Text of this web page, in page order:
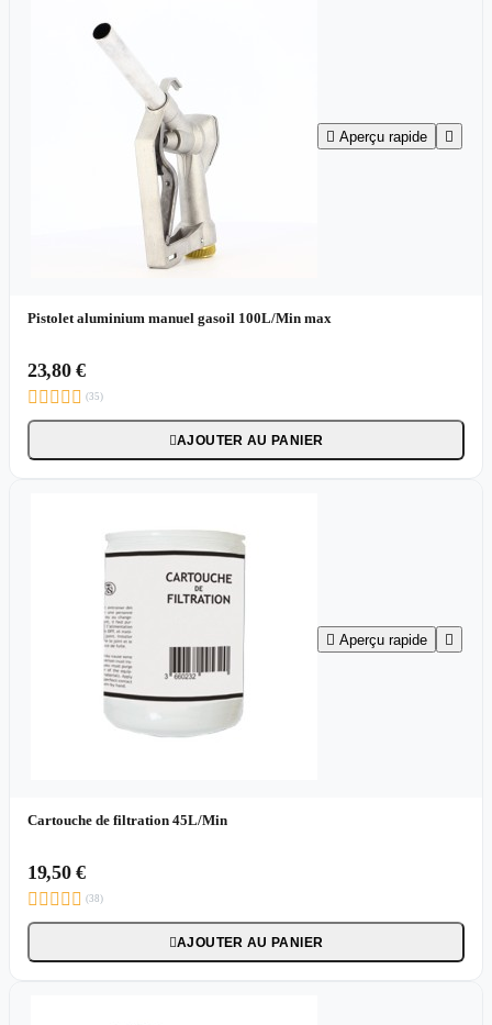
 Aperçu rapide 
Pistolet aluminium manuel gasoil 100L/Min max
23,80 €
     (35)
AJOUTER AU PANIER
 Aperçu rapide 
Cartouche de filtration 45L/Min
19,50 €
     (38)
AJOUTER AU PANIER